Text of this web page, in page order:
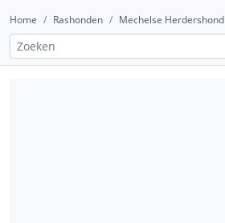
Home Rashonden Mechelse Herdershond